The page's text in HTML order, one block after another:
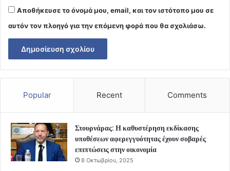
Αποθήκευσε το όνομά μου, email, και τον ιστότοπο μου σε
αυτόν τον πλοηγό για την επόμενη φορά που θα σχολιάσω.
Popular Recent Comments
Στουρνάρας: Η καθυστέρηση εκδίκασης
υποθέσεων αφερεγγυότητας έχουν σοβαρές
επιπτώσεις στην οικονομία
8 Οκτωβρίου, 2025